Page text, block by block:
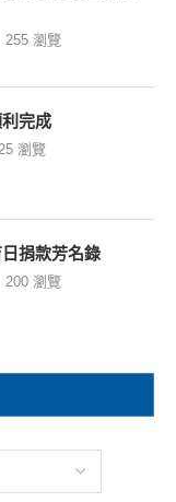
255 瀏覽
完成
瀏覽
捐款芳名錄
200 瀏覽